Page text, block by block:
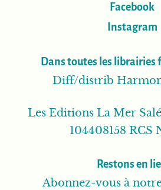
Facebook
Instagram
Dans toutes les librairies
Diff/distrib
Les Editions La Mer
104408158 RCS
Restons en
Abonnez-vous à